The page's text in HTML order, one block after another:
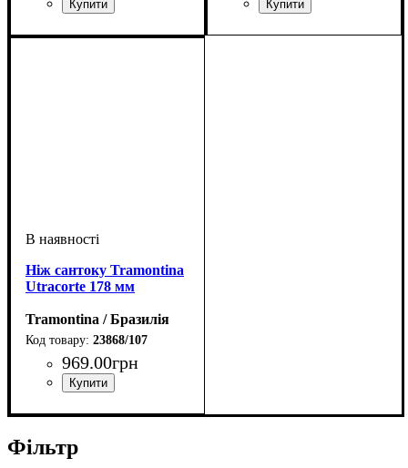
Ніж сантоку Tramontina
Utracorte 178 мм
Tramontina / Бразилія
23868/107
969.00грн
Фільтр